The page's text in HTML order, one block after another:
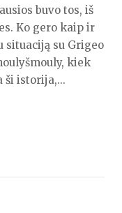
buvo tos, iš
Ko gero kaip ir
situaciją su Grigeo
kiek
istorija,...